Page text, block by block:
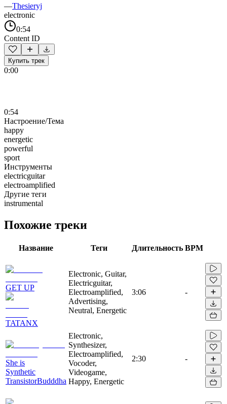
—Thesieryj
electronic
0:54
Content ID
Купить трек
0:00
0:54
Настроение/Тема
happy
energetic
powerful
sport
Инструменты
electricguitar
electroamplified
Другие теги
instrumental
Похожие треки
Название Теги Длительность BPM
GET UP
TATANX
Electronic, Guitar,
Electricguitar,
Electroamplified,
Advertising,
Neutral, Energetic
3:06 -
She is
Synthetic
TransistorBudddha
Electronic,
Synthesizer,
Electroamplified,
Vocoder,
Videogame,
Happy, Energetic
2:30 -